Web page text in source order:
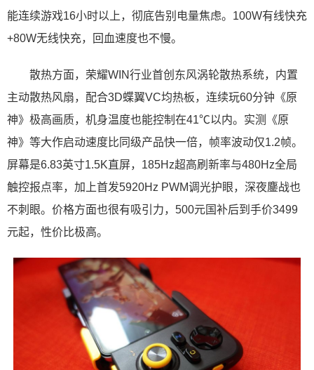
能连续游戏16小时以上，彻底告别电量焦虑。100W有线快充
+80W无线快充，回血速度也不慢。
散热方面，荣耀WIN行业首创东风涡轮散热系统，内置
主动散热风扇，配合3D蝶翼VC均热板，连续玩60分钟《原
神》极高画质，机身温度也能控制在41℃以内。实测《原
神》等大作启动速度比同级产品快一倍，帧率波动仅1.2帧。
屏幕是6.83英寸1.5K直屏，185Hz超高刷新率与480Hz全局
触控报点率，加上首发5920Hz PWM调光护眼，深夜鏖战也
不刺眼。价格方面也很有吸引力，500元国补后到手价3499
元起，性价比极高。